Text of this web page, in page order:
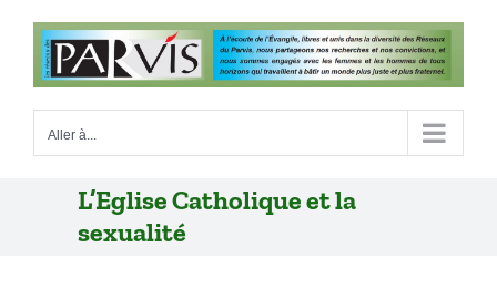
contenu
Aller à...
L’Eglise Catholique et la
sexualité